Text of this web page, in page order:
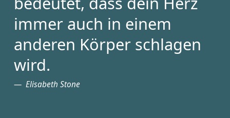
immer auch in einem
anderen Körper schlagen
wird.
Elisabeth Stone